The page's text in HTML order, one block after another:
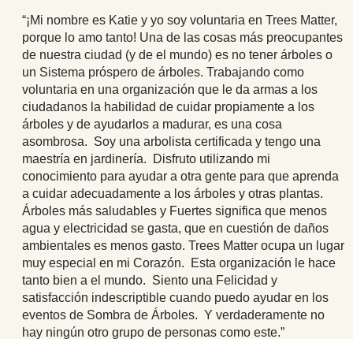
“¡Mi nombre es Katie y yo soy voluntaria en Trees Matter,
porque lo amo tanto! Una de las cosas más preocupantes
de nuestra ciudad (y de el mundo) es no tener árboles o
un Sistema próspero de árboles. Trabajando como
voluntaria en una organización que le da armas a los
ciudadanos la habilidad de cuidar propiamente a los
árboles y de ayudarlos a madurar, es una cosa
asombrosa. Soy una arbolista certificada y tengo una
maestría en jardinería. Disfruto utilizando mi
conocimiento para ayudar a otra gente para que aprenda
a cuidar adecuadamente a los árboles y otras plantas.
Árboles más saludables y Fuertes significa que menos
agua y electricidad se gasta, que en cuestión de daños
ambientales es menos gasto. Trees Matter ocupa un lugar
muy especial en mi Corazón. Esta organización le hace
tanto bien a el mundo. Siento una Felicidad y
satisfacción indescriptible cuando puedo ayudar en los
eventos de Sombra de Árboles. Y verdaderamente no
hay ningún otro grupo de personas como este.”